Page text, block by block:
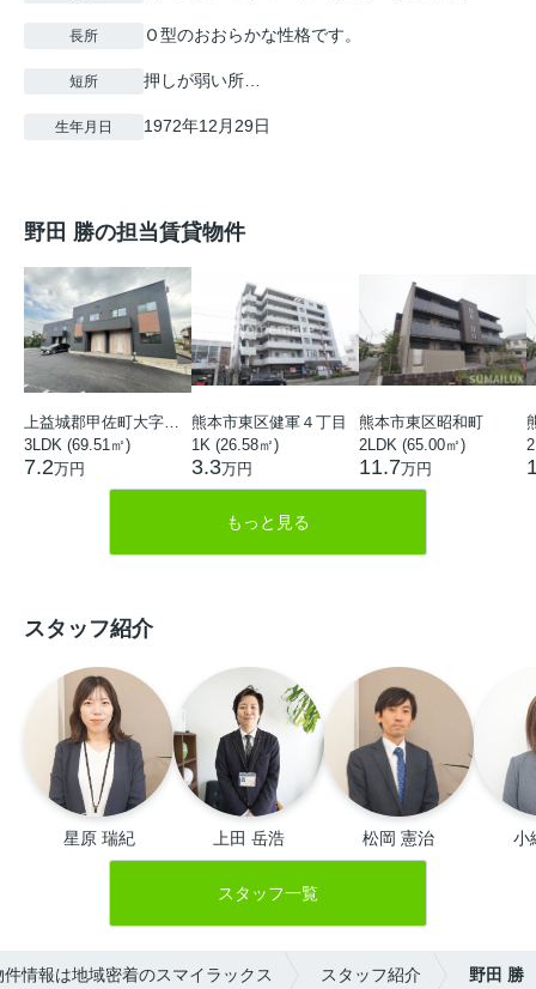
長所 Ｏ型のおおらかな性格です。
短所 押しが弱い所…
生年月日 1972年12月29日
野田 勝の担当賃貸物件
3LDK (69.51㎡)
7.2万円
熊本市東区健軍４丁目
1K (26.58㎡)
3.3万円
熊本市東区昭和町
2LDK (65.00㎡)
11.7万円
もっと見る
スタッフ紹介
星原 瑞紀 上田 岳浩 松岡 憲治 小
スタッフ一覧
情報は地域密着のスマイラックス スタッフ紹介 野田 勝